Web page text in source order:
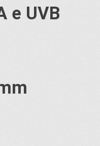
e UVB